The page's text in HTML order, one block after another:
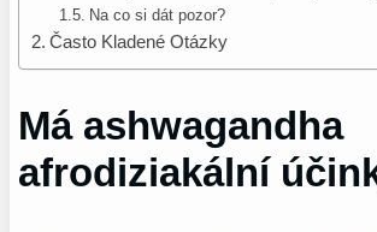
Na co si dát pozor?
Často Kladené Otázky
Má ashwagandha
afrodiziakální